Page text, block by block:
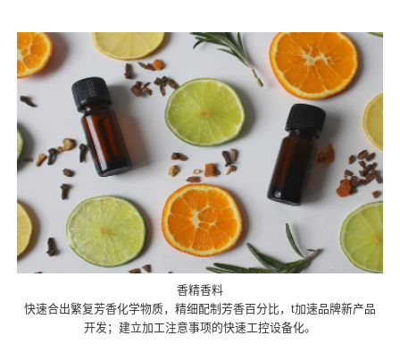
香精香料
快速合出繁复芳香化学物质，精细配制芳香百分比，t加速品牌新产品
开发；建立加工注意事项的快速工控设备化。